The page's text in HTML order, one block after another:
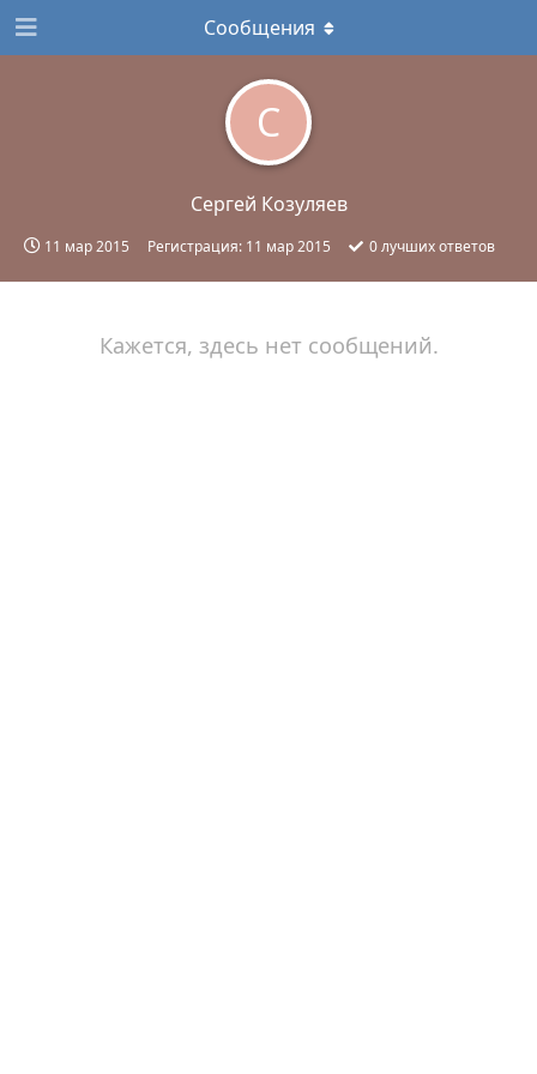
С
Сергей Козуляев
11 мар 2015 Регистрация: 11 мар 2015 0лучших ответов
Сообщения
Кажется, здесь нет сообщений.